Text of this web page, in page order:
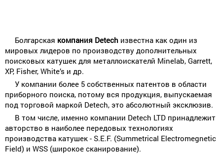
Болгарская компания Detech известна как один из
мировых лидеров по производству дополнительных
поисковых катушек для металлоискателй Minelab, Garrett,
XP, Fisher, White’s и др.
У компании более 5 собственных патентов в области
приборного поиска, потому вся продукция, выпускаемая
под торговой маркой Detech, это абсолютный эксклюзив.
В том числе, именно компании Detech LTD принадлежит
авторство в наиболее передовых технологиях
производства катушек - S.E.F. (Summetrical Electromegnetic
Field) и WSS (широкое сканирование).